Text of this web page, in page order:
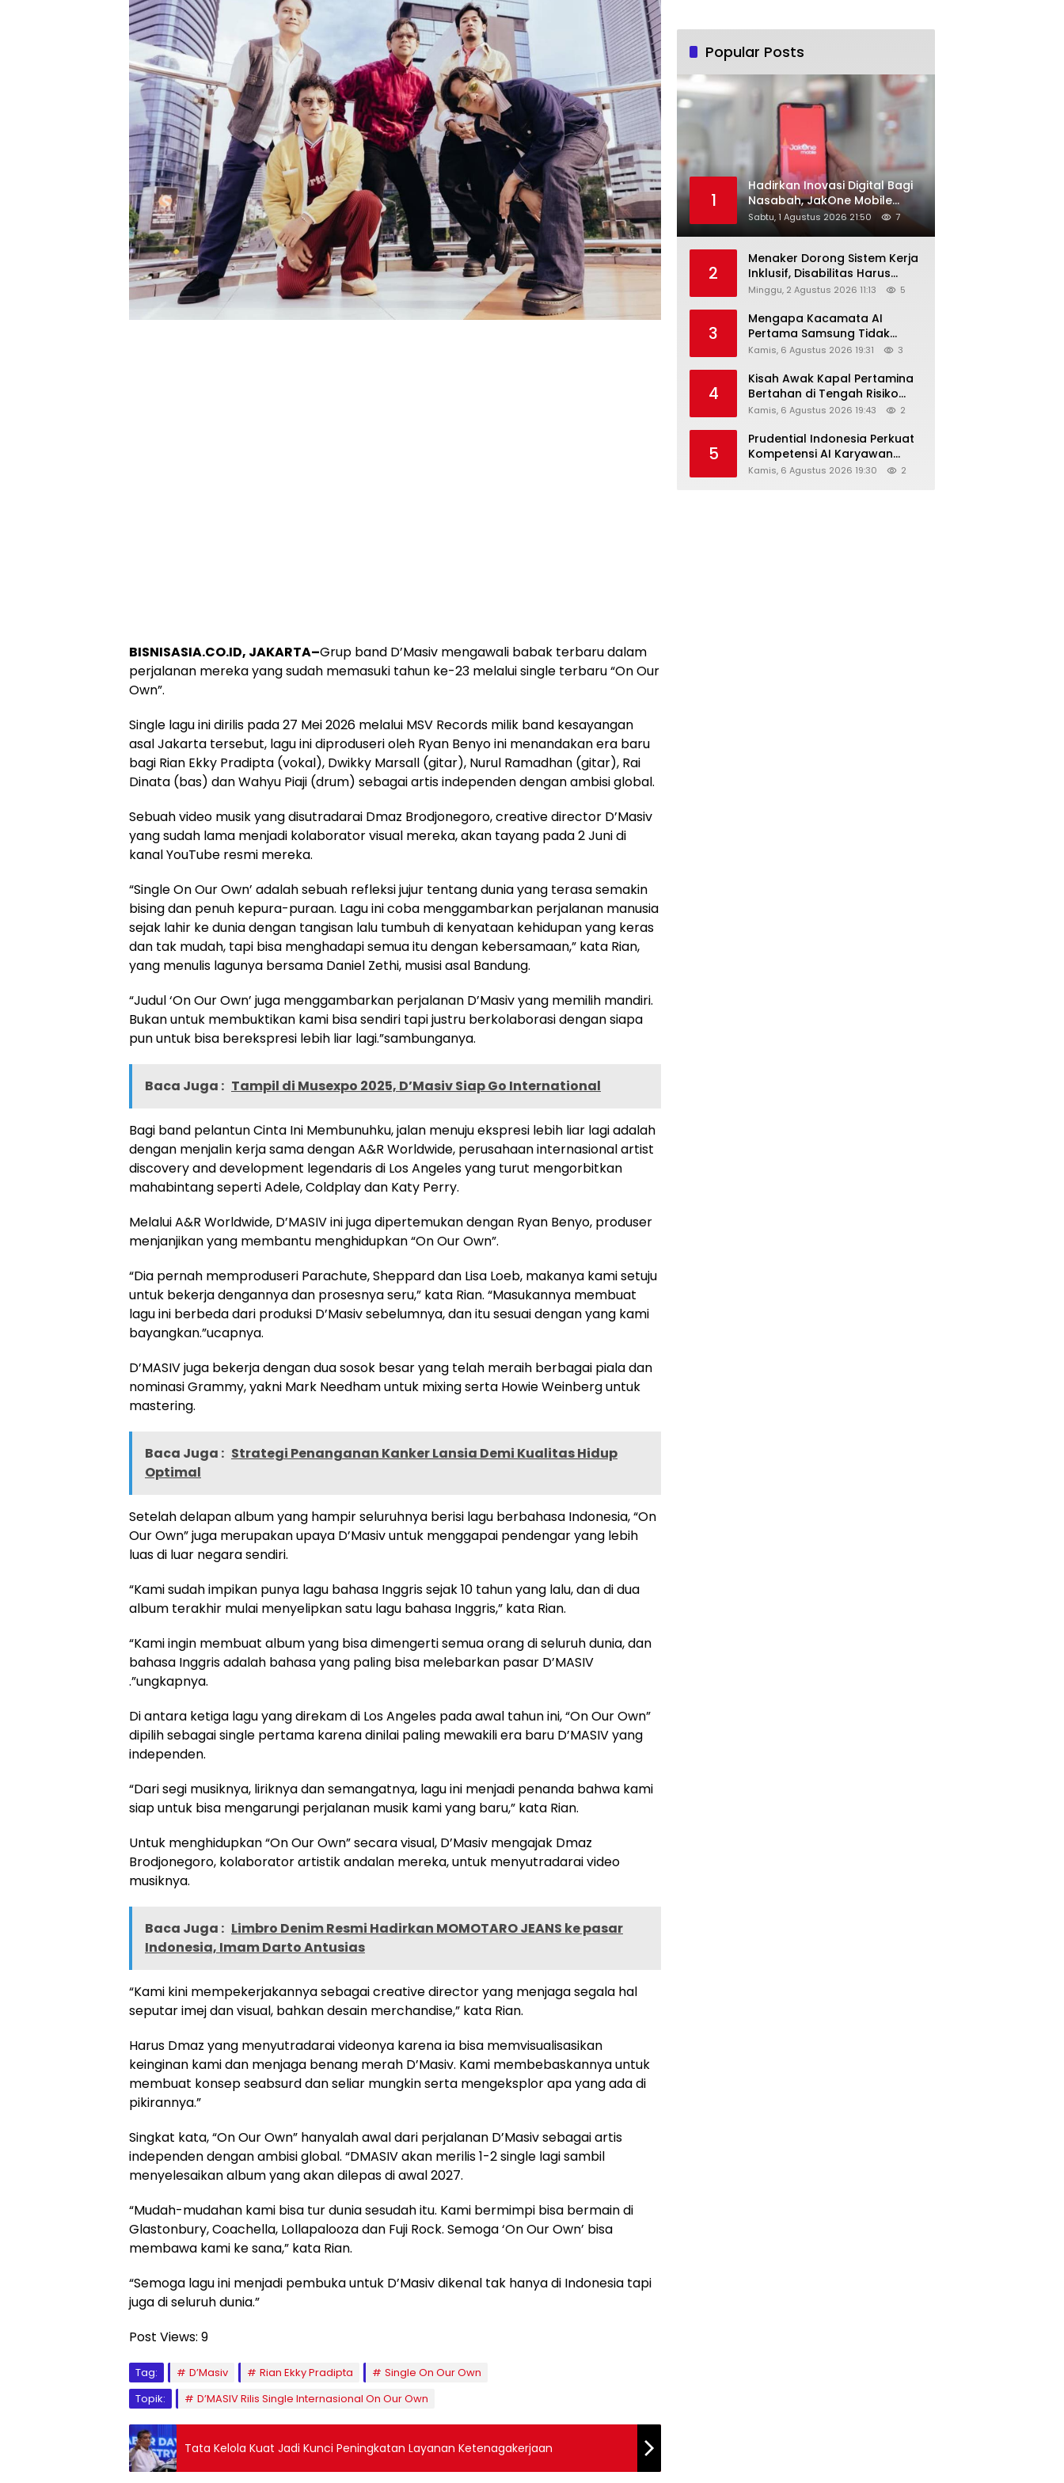
BISNISASIA.CO.ID, JAKARTA–Grup band D’Masiv mengawali babak terbaru dalam
perjalanan mereka yang sudah memasuki tahun ke-23 melalui single terbaru “On Our
Own”.
Single lagu ini dirilis pada 27 Mei 2026 melalui MSV Records milik band kesayangan
asal Jakarta tersebut, lagu ini diproduseri oleh Ryan Benyo ini menandakan era baru
bagi Rian Ekky Pradipta (vokal), Dwikky Marsall (gitar), Nurul Ramadhan (gitar), Rai
Dinata (bas) dan Wahyu Piaji (drum) sebagai artis independen dengan ambisi global.
Sebuah video musik yang disutradarai Dmaz Brodjonegoro, creative director D’Masiv
yang sudah lama menjadi kolaborator visual mereka, akan tayang pada 2 Juni di
kanal YouTube resmi mereka.
“Single On Our Own’ adalah sebuah refleksi jujur tentang dunia yang terasa semakin
bising dan penuh kepura-puraan. Lagu ini coba menggambarkan perjalanan manusia
sejak lahir ke dunia dengan tangisan lalu tumbuh di kenyataan kehidupan yang keras
dan tak mudah, tapi bisa menghadapi semua itu dengan kebersamaan,” kata Rian,
yang menulis lagunya bersama Daniel Zethi, musisi asal Bandung.
“Judul ‘On Our Own’ juga menggambarkan perjalanan D’Masiv yang memilih mandiri.
Bukan untuk membuktikan kami bisa sendiri tapi justru berkolaborasi dengan siapa
pun untuk bisa berekspresi lebih liar lagi.”sambunganya.
Baca Juga : Tampil di Musexpo 2025, D’Masiv Siap Go International
Bagi band pelantun Cinta Ini Membunuhku, jalan menuju ekspresi lebih liar lagi adalah
dengan menjalin kerja sama dengan A&R Worldwide, perusahaan internasional artist
discovery and development legendaris di Los Angeles yang turut mengorbitkan
mahabintang seperti Adele, Coldplay dan Katy Perry.
Melalui A&R Worldwide, D’MASIV ini juga dipertemukan dengan Ryan Benyo, produser
menjanjikan yang membantu menghidupkan “On Our Own”.
“Dia pernah memproduseri Parachute, Sheppard dan Lisa Loeb, makanya kami setuju
untuk bekerja dengannya dan prosesnya seru,” kata Rian. “Masukannya membuat
lagu ini berbeda dari produksi D’Masiv sebelumnya, dan itu sesuai dengan yang kami
bayangkan.”ucapnya.
D’MASIV juga bekerja dengan dua sosok besar yang telah meraih berbagai piala dan
nominasi Grammy, yakni Mark Needham untuk mixing serta Howie Weinberg untuk
mastering.
Baca Juga : Strategi Penanganan Kanker Lansia Demi Kualitas Hidup
Optimal
Setelah delapan album yang hampir seluruhnya berisi lagu berbahasa Indonesia, “On
Our Own” juga merupakan upaya D’Masiv untuk menggapai pendengar yang lebih
luas di luar negara sendiri.
“Kami sudah impikan punya lagu bahasa Inggris sejak 10 tahun yang lalu, dan di dua
album terakhir mulai menyelipkan satu lagu bahasa Inggris,” kata Rian.
“Kami ingin membuat album yang bisa dimengerti semua orang di seluruh dunia, dan
bahasa Inggris adalah bahasa yang paling bisa melebarkan pasar D’MASIV
.”ungkapnya.
Di antara ketiga lagu yang direkam di Los Angeles pada awal tahun ini, “On Our Own”
dipilih sebagai single pertama karena dinilai paling mewakili era baru D’MASIV yang
independen.
“Dari segi musiknya, liriknya dan semangatnya, lagu ini menjadi penanda bahwa kami
siap untuk bisa mengarungi perjalanan musik kami yang baru,” kata Rian.
Untuk menghidupkan “On Our Own” secara visual, D’Masiv mengajak Dmaz
Brodjonegoro, kolaborator artistik andalan mereka, untuk menyutradarai video
musiknya.
Baca Juga : Limbro Denim Resmi Hadirkan MOMOTARO JEANS ke pasar
Indonesia, Imam Darto Antusias
“Kami kini mempekerjakannya sebagai creative director yang menjaga segala hal
seputar imej dan visual, bahkan desain merchandise,” kata Rian.
Harus Dmaz yang menyutradarai videonya karena ia bisa memvisualisasikan
keinginan kami dan menjaga benang merah D’Masiv. Kami membebaskannya untuk
membuat konsep seabsurd dan seliar mungkin serta mengeksplor apa yang ada di
pikirannya.”
Singkat kata, “On Our Own” hanyalah awal dari perjalanan D’Masiv sebagai artis
independen dengan ambisi global. “DMASIV akan merilis 1-2 single lagi sambil
menyelesaikan album yang akan dilepas di awal 2027.
“Mudah-mudahan kami bisa tur dunia sesudah itu. Kami bermimpi bisa bermain di
Glastonbury, Coachella, Lollapalooza dan Fuji Rock. Semoga ‘On Our Own’ bisa
membawa kami ke sana,” kata Rian.
“Semoga lagu ini menjadi pembuka untuk D’Masiv dikenal tak hanya di Indonesia tapi
juga di seluruh dunia.”
Post Views: 9
Tag: D’Masiv Rian Ekky Pradipta
Single On Our Own
Topik:
D’MASIV Rilis Single Internasional On Our Own
Tata Kelola Kuat Jadi Kunci Peningkatan Layanan Ketenagakerjaan
Popular Posts
1
Hadirkan Inovasi Digital Bagi
Nasabah, JakOne Mobile
Antar Bank Jakarta Sukses
Raih Digital Excellence
Sabtu, 1 Agustus 2026 21:50 7
2
Menaker Dorong Sistem Kerja
Inklusif, Disabilitas Harus
Dapat Kesempatan Setara
Minggu, 2 Agustus 2026 11:13 5
3
Mengapa Kacamata AI
Pertama Samsung Tidak
Dibekali Layar?
Kamis, 6 Agustus 2026 19:31 3
4
Kisah Awak Kapal Pertamina
Bertahan di Tengah Risiko
Pelayaran Selat Hormuz
Kamis, 6 Agustus 2026 19:43 2
5
Prudential Indonesia Perkuat
Kompetensi AI Karyawan
Lewat AI Week
Kamis, 6 Agustus 2026 19:30 2